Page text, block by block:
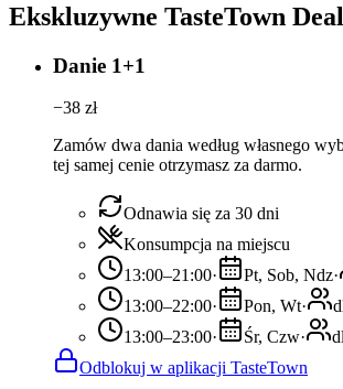
Ekskluzywne TasteTown
Danie 1+1
−38 zł
Zamów dwa dania według własnego
tej samej cenie otrzymasz za darmo.
Odnawia się za 30 dni
Konsumpcja na miejscu
13:00–21:00· Pt, Sob, Ndz·
13:00–22:00· Pon, Wt·
13:00–23:00· Śr, Czw·
Odblokuj w aplikacji TasteTown